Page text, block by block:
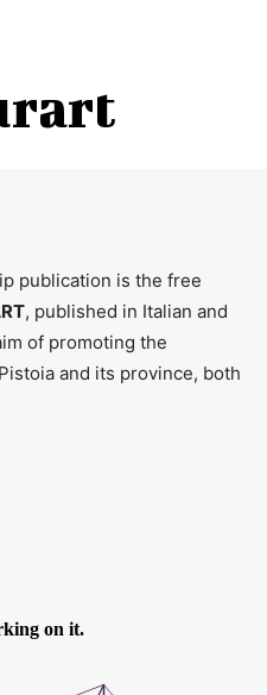
publication is the free
, published in Italian and
of promoting the
and its province, both